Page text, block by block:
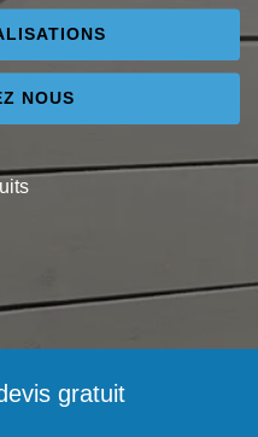
NOUS
gratuit